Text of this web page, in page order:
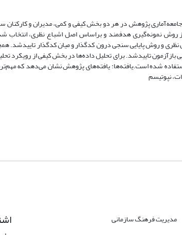
پژوهش در هر دو بخش کیفی و کمی، مدیران و کارکنان
لرستان) می‌باشند که 21نفر از آنان با استفاده از روش نمونه‌گیری هدفمند و براساس اصل اشباع نظری،
نظری و روش پایایی سنجی درون کدگذار و میان کدگذار تاییدشد.
بازآزمون تاییدشد. برای تحلیل داده‌ها در بخش کیفی از رویکرد
شده است.یافته‌ها: یافته‌های پژوهش نشان می‌دهد که
نپوتیسم
مدیریت فرهنگ سازمانی